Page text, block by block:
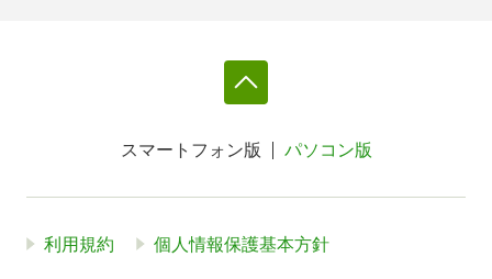
スマートフォン版 パソコン版
利用規約 個人情報保護基本方針